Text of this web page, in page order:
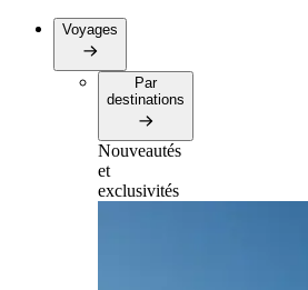
Voyages
Par
destinations
Nouveautés
et
exclusivités